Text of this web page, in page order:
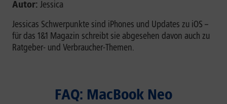
Autor: Jessica
Jessicas Schwerpunkte sind iPhones und Updates zu iOS –
für das 1&1 Magazin schreibt sie abgesehen davon auch zu
Ratgeber- und Verbraucher-Themen.
FAQ: MacBook Neo